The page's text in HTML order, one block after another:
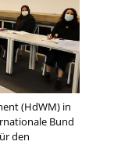
(HdWM) in
Bund
den